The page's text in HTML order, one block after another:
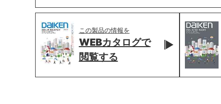
この製品の情報を
WEBカタログで
閲覧する